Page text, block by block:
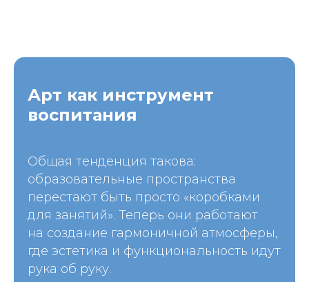
Арт как инструмент
воспитания
Общая тенденция такова:
образовательные пространства
перестают быть просто «коробками
для занятий». Теперь они работают
на создание гармоничной атмосферы,
где эстетика и функциональность идут
рука об руку.